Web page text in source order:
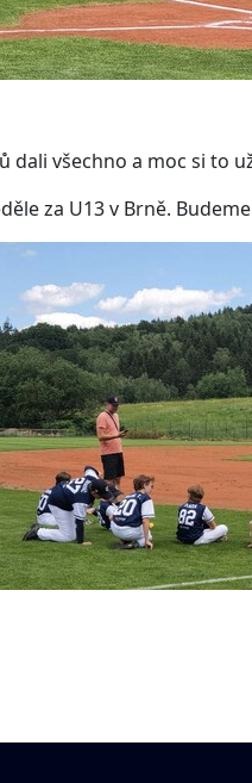
dali všechno a moc si to
za U13 v Brně.